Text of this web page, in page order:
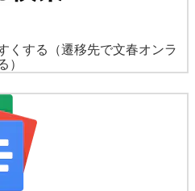
くする
（遷移先で文春オンラ
）